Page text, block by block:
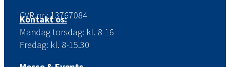
CVR.nr.: 13767084
Kontakt os:
Mandag-torsdag: kl. 8-16
Fredag: kl. 8-15.30